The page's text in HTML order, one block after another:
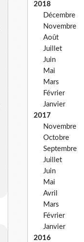
2018
Décembre
Novembre
Août
Juillet
Juin
Mai
Mars
Février
Janvier
2017
Novembre
Octobre
Septembre
Juillet
Juin
Mai
Avril
Mars
Février
Janvier
2016